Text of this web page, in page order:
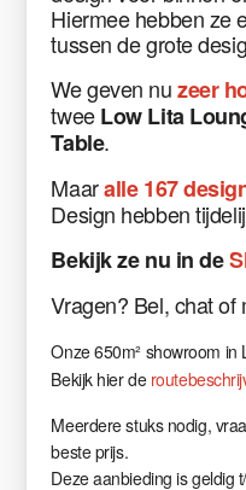
Hiermee hebben ze
tussen de grote
We geven nuzeer
tweeLow Lita
Table.
Maaralle 167
Design hebben
Bekijkze nu inde
Vragen? Bel, chat of
Onze 650m² showroom in
Bekijk hier de
Meerdere stuks nodig,
beste prijs.
Deze aanbieding is geldig